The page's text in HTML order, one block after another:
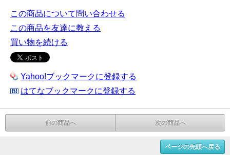
この商品について問い合わせる
この商品を友達に教える
買い物を続ける
Yahoo!ブックマークに登録する
はてなブックマークに登録する
前の商品へ 次の商品へ
ページの先頭へ戻る